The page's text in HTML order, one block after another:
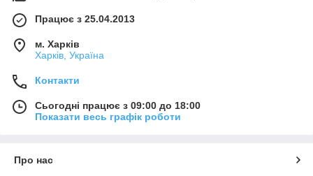
Працює з 25.04.2013
м. Харків
Харків, Україна
Контакти
Сьогодні працює з 09:00 до 18:00
Показати весь графік роботи
Про нас